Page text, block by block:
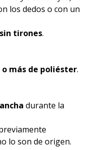
los dedos o con un
tirones.
o más de poliéster.
durante la
lo son de origen.